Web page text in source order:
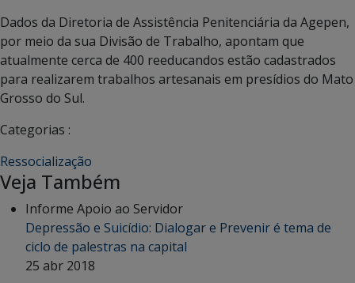
Dados da Diretoria de Assistência Penitenciária da Agepen,
por meio da sua Divisão de Trabalho, apontam que
atualmente cerca de 400 reeducandos estão cadastrados
para realizarem trabalhos artesanais em presídios do Mato
Grosso do Sul.
Categorias :
Ressocialização
Veja Também
Informe Apoio ao Servidor
Depressão e Suicídio: Dialogar e Prevenir é tema de
ciclo de palestras na capital
25 abr 2018